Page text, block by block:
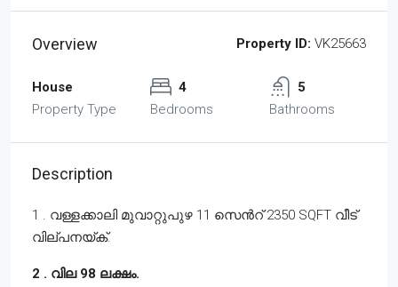
Overview Property ID: VK25663
House
Property Type
4
Bedrooms
5
Bathrooms
Description
1 . വള്ളക്കാലി മുവാറ്റുപുഴ 11 സെൻറ് 2350 SQFT വീട്
വില്പനയ്ക്.
2 . വില 98 ലക്ഷം.